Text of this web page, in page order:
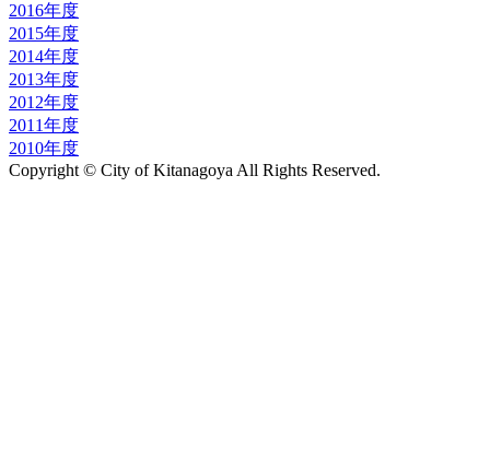
2016年度
2015年度
2014年度
2013年度
2012年度
2011年度
2010年度
Copyright © City of Kitanagoya All Rights Reserved.